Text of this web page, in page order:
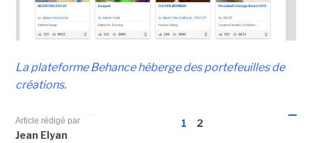
La plateforme Behance héberge des portefeuilles de
créations.
1 2
Article rédigé par
Jean Elyan